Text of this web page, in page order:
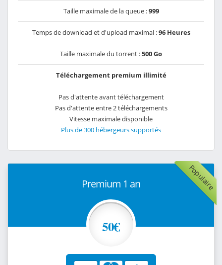
Taille maximale de la queue :999
Temps de download et d'upload maximal :96 Heures
Taille maximale du torrent :500 Go
Téléchargement premium illimité
Pas d'attente avant téléchargement
Pas d'attente entre 2 téléchargements
Vitesse maximale disponible
Plus de 300 hébergeurs supportés
Populaire
Premium 1 an
50€